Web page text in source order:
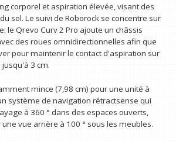
corporel et aspiration élevée, visant des
sol. Le suivi de Roborock se concentre sur
le Qrevo Curv 2 Pro ajoute un châssis
des roues omnidirectionnelles afin que
pour maintenir le contact d'aspiration sur
3 cm.
mince (7,98 cm) pour une unité à
système de navigation rétractsense qui
à 360 ° dans des espaces ouverts,
vue arrière à 100 ° sous les meubles.